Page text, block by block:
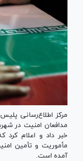
مرکز اطلاع‌رسانی
مدافعان امنیت در
خبر داد و اعلام کرد
مأموریت و تأمین
آمده است.